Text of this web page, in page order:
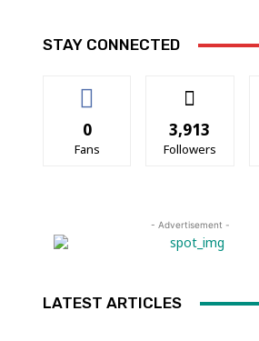
STAY CONNECTED
0
Fans
3,913
Followers
- Advertisement -
LATEST ARTICLES